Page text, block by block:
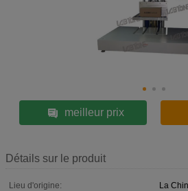
meilleur prix
Détails sur le produit
Lieu d'origine:
La